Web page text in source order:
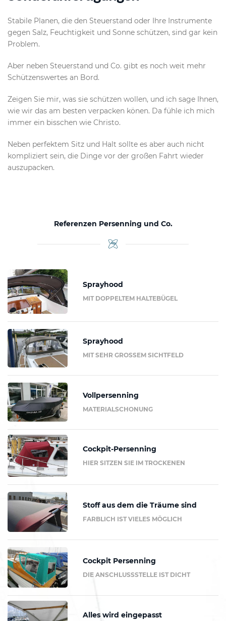
Stabile Planen, die den Steuerstand oder Ihre Instrumente
gegen Salz, Feuchtigkeit und Sonne schützen, sind gar kein
Problem.
Aber neben Steuerstand und Co. gibt es noch weit mehr
Schützenswertes an Bord.
Zeigen Sie mir, was sie schützen wollen, und ich sage Ihnen,
wie wir das am besten verpacken könen. Da fühle ich mich
immer ein bisschen wie Christo.
Neben perfektem Sitz und Halt sollte es aber auch nicht
kompliziert sein, die Dinge vor der großen Fahrt wieder
auszupacken.
Referenzen Persenning und Co.
Sprayhood
MIT DOPPELTEM HALTEBÜGEL
Sprayhood
MIT SEHR GROSSEM SICHTFELD
Vollpersenning
MATERIALSCHONUNG
Cockpit-Persenning
HIER SITZEN SIE IM TROCKENEN
Stoff aus dem die Träume sind
FARBLICH IST VIELES MÖGLICH
Cockpit Persenning
DIE ANSCHLUSSSTELLE IST DICHT
Alles wird eingepasst